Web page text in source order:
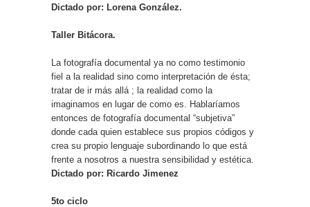
Dictado por: Lorena González.
Taller Bitácora.
La fotografía documental ya no como testimonio
fiel a la realidad sino como interpretación de ésta;
tratar de ir más allá ; la realidad como la
imaginamos en lugar de como es. Hablaríamos
entonces de fotografía documental “subjetiva”
donde cada quien establece sus propios códigos y
crea su propio lenguaje subordinando lo que está
frente a nosotros a nuestra sensibilidad y estética.
Dictado por: Ricardo Jimenez
5to ciclo